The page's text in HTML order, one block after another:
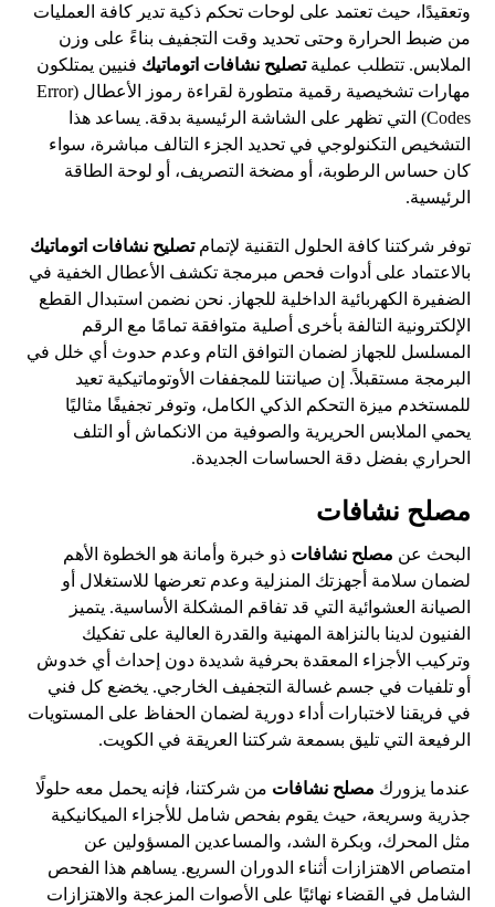
وتعقيدًا، حيث تعتمد على لوحات تحكم ذكية تدير كافة العمليات
من ضبط الحرارة وحتى تحديد وقت التجفيف بناءً على وزن
الملابس. تتطلب عمليةتصليح نشافات اتوماتيك فنيين يمتلكون
مهارات تشخيصية رقمية متطورة لقراءة رموز الأعطال (Error
Codes) التي تظهر على الشاشة الرئيسية بدقة. يساعد هذا
التشخيص التكنولوجي في تحديد الجزء التالف مباشرة، سواء
كان حساس الرطوبة، أو مضخة التصريف، أو لوحة الطاقة
الرئيسية.
توفر شركتنا كافة الحلول التقنية لإتمامتصليح نشافات اتوماتيك
بالاعتماد على أدوات فحص مبرمجة تكشف الأعطال الخفية في
الضفيرة الكهربائية الداخلية للجهاز. نحن نضمن استبدال القطع
الإلكترونية التالفة بأخرى أصلية متوافقة تمامًا مع الرقم
المسلسل للجهاز لضمان التوافق التام وعدم حدوث أي خلل في
البرمجة مستقبلاً. إن صيانتنا للمجففات الأوتوماتيكية تعيد
للمستخدم ميزة التحكم الذكي الكامل، وتوفر تجفيفًا مثاليًا
يحمي الملابس الحريرية والصوفية من الانكماش أو التلف
الحراري بفضل دقة الحساسات الجديدة.
مصلح نشافات
البحث عن مصلح نشافات ذو خبرة وأمانة هو الخطوة الأهم
لضمان سلامة أجهزتك المنزلية وعدم تعرضها للاستغلال أو
الصيانة العشوائية التي قد تفاقم المشكلة الأساسية. يتميز
الفنيون لدينا بالنزاهة المهنية والقدرة العالية على تفكيك
وتركيب الأجزاء المعقدة بحرفية شديدة دون إحداث أي خدوش
أو تلفيات في جسم غسالة التجفيف الخارجي. يخضع كل فني
في فريقنا لاختبارات أداء دورية لضمان الحفاظ على المستويات
الرفيعة التي تليق بسمعة شركتنا العريقة في الكويت.
عندما يزورك مصلح نشافات من شركتنا، فإنه يحمل معه حلولًا
جذرية وسريعة، حيث يقوم بفحص شامل للأجزاء الميكانيكية
مثل المحرك، وبكرة الشد، والمساعدين المسؤولين عن
امتصاص الاهتزازات أثناء الدوران السريع. يساهم هذا الفحص
الشامل في القضاء نهائيًا على الأصوات المزعجة والاهتزازات